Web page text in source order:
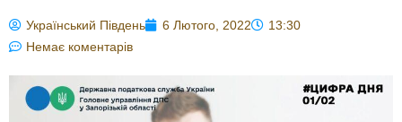
Український Південь 6 Лютого, 2022
13:30
Немає коментарів